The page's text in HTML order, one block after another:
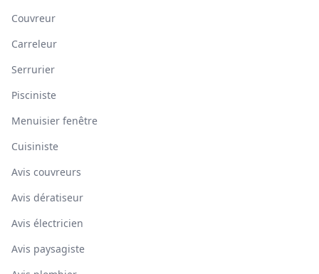
Couvreur
Carreleur
Serrurier
Pisciniste
Menuisier fenêtre
Cuisiniste
Avis couvreurs
Avis dératiseur
Avis électricien
Avis paysagiste